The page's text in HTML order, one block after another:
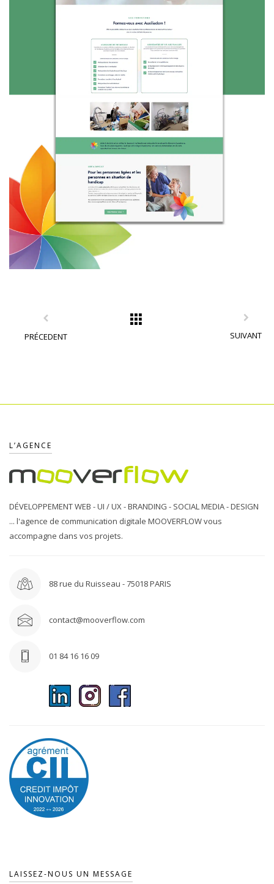
PRÉCEDENT SUIVANT
L’AGENCE
DÉVELOPPEMENT WEB - UI / UX - BRANDING - SOCIAL MEDIA - DESIGN
... l'agence de communication digitale MOOVERFLOW vous
accompagne dans vos projets.
88 rue du Ruisseau - 75018 PARIS
contact@mooverflow.com
01 84 16 16 09
LAISSEZ-NOUS UN MESSAGE